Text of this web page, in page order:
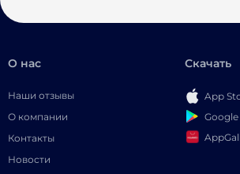
О нас
Наши отзывы
О компании
Контакты
Новости
Скачать
App
Google